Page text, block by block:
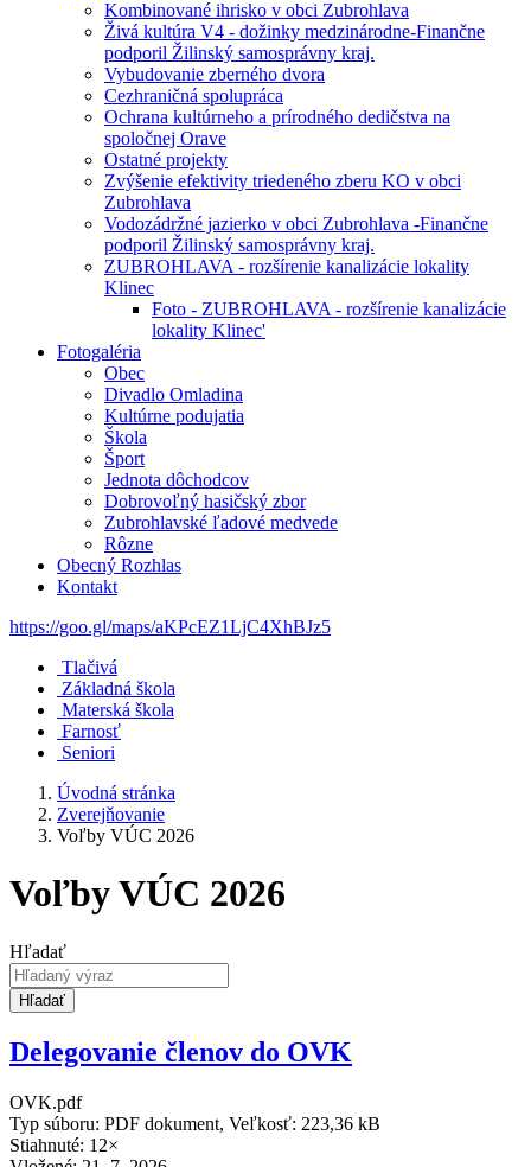
Kombinované ihrisko v obci Zubrohlava
Živá kultúra V4 - dožinky medzinárodne-Finančne
podporil Žilinský samosprávny kraj.
Vybudovanie zberného dvora
Cezhraničná spolupráca
Ochrana kultúrneho a prírodného dedičstva na
spoločnej Orave
Ostatné projekty
Zvýšenie efektivity triedeného zberu KO v obci
Zubrohlava
Vodozádržné jazierko v obci Zubrohlava -Finančne
podporil Žilinský samosprávny kraj.
ZUBROHLAVA - rozšírenie kanalizácie lokality
Klinec
Foto - ZUBROHLAVA - rozšírenie kanalizácie
lokality Klinec'
Fotogaléria
Obec
Divadlo Omladina
Kultúrne podujatia
Škola
Šport
Jednota dôchodcov
Dobrovoľný hasičský zbor
Zubrohlavské ľadové medvede
Rôzne
Obecný Rozhlas
Kontakt
https://goo.gl/maps/aKPcEZ1LjC4XhBJz5
Tlačivá
Základná škola
Materská škola
Farnosť
Seniori
Úvodná stránka
Zverejňovanie
Voľby VÚC 2026
Voľby VÚC 2026
Hľadať
Hľadať
Delegovanie členov do OVK
OVK.pdf
Typ súboru: PDF dokument, Veľkosť: 223,36 kB
Stiahnuté: 12×